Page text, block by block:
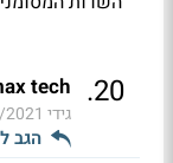
20
.
tech
גידי 22:36
הגב